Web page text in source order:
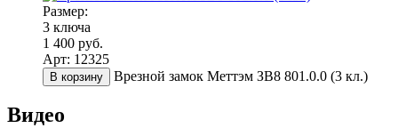
Размер:
3 ключа
1 400 руб.
Арт: 12325
В корзину Врезной замок Меттэм ЗВ8 801.0.0 (3 кл.)
Видео